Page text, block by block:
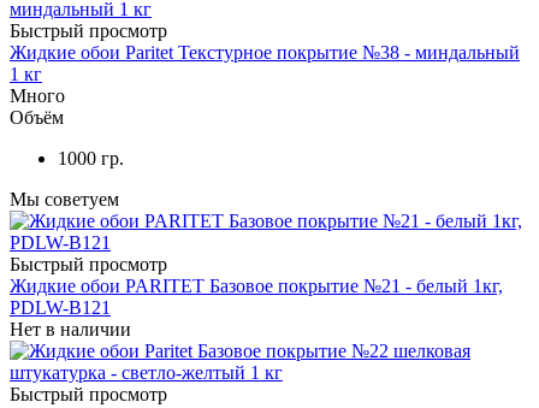
Быстрый просмотр
Жидкие обои Paritet Текстурное покрытие №38 - миндальный
1 кг
Много
Объём
1000 гр.
Мы советуем
Быстрый просмотр
Жидкие обои PARITET Базовое покрытие №21 - белый 1кг,
PDLW-B121
Нет в наличии
Быстрый просмотр